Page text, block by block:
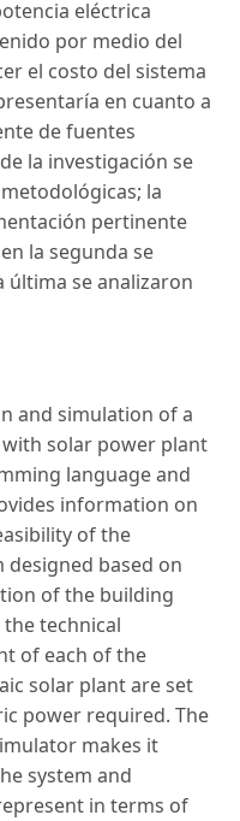
eléctrica
por medio del
el costo del sistema
en cuanto a
de fuentes
la investigación se
la
pertinente
la segunda se
última se analizaron
and simulation of a
solar power plant
language and
information on
of the
based on
of the building
technical
of each of the
solar plant are set
power required. The
makes it
system and
in terms of